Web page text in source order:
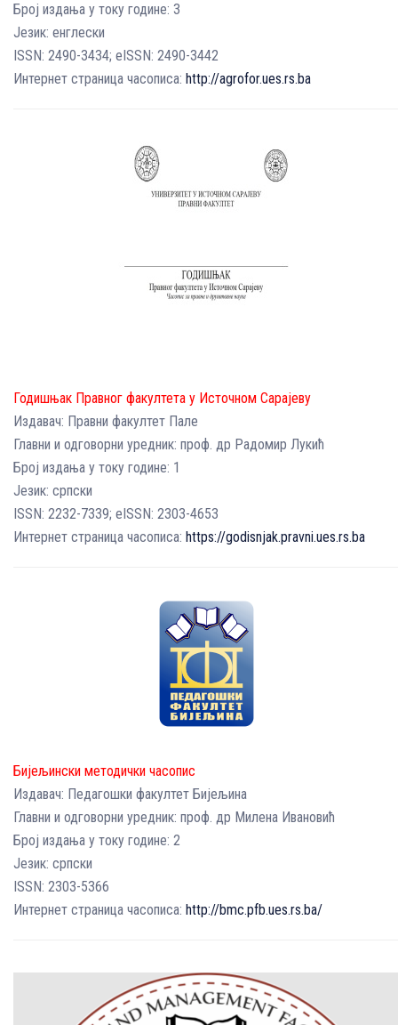
Број издања у току године: 3
Језик: енглески
ISSN: 2490-3434; еISSN: 2490-3442
Интернет страница часописа: http://agrofor.ues.rs.ba
Годишњак Правног факултета у Источном Сарајеву
Издавач: Правни факултет Пале
Главни и одговорни уредник: проф. др Радомир Лукић
Број издања у току године: 1
Језик: српски
ISSN: 2232-7339; еISSN: 2303-4653
Интернет страница часописа: https://godisnjak.pravni.ues.rs.ba
Бијељински методички часопис
Издавач: Педагошки факултет Бијељина
Главни и одговорни уредник: проф. др Милена Ивановић
Број издања у току године: 2
Језик: српски
ISSN: 2303-5366
Интернет страница часописа: http://bmc.pfb.ues.rs.ba/